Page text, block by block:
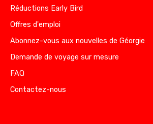
Réductions Early Bird
Offres d'emploi
Abonnez-vous aux nouvelles de Géorgie
Demande de voyage sur mesure
FAQ
Contactez-nous